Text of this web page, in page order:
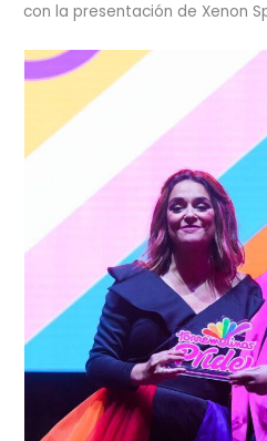
con la presentación de Xenon